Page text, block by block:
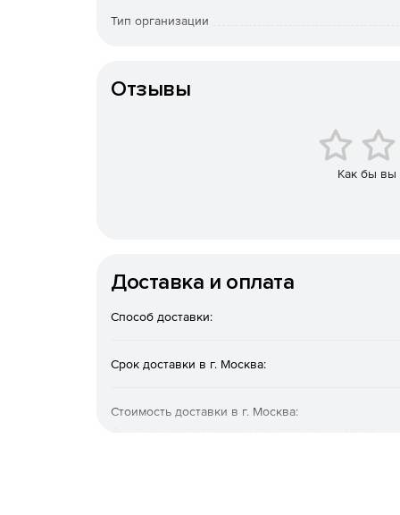
языках.
обработки пространственной информации о
Гибкая система классификации
пространственных данных;
Поддержка базы данных параметров
Тип организации
Отзывы
Как бы вы
Доставка и оплата
Способ доставки:
Срок доставки в г. Москва:
Стоимость доставки в г. Москва: